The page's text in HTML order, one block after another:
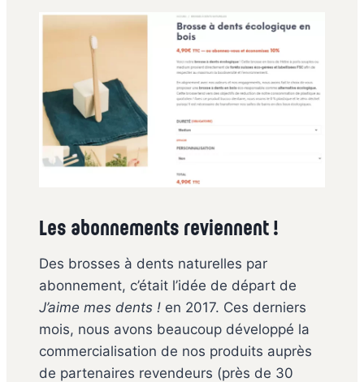
Les abonnements reviennent !
Des brosses à dents naturelles par
abonnement, c’était l’idée de départ de
J’aime mes dents ! en 2017. Ces derniers
mois, nous avons beaucoup développé la
commercialisation de nos produits auprès
de partenaires revendeurs (près de 30